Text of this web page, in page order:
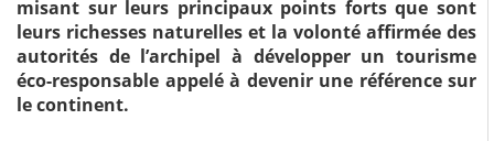
misant sur leurs principaux points forts que sont
leurs richesses naturelles et la volonté affirmée des
autorités de l’archipel à développer un tourisme
éco-responsable appelé à devenir une référence sur
le continent.